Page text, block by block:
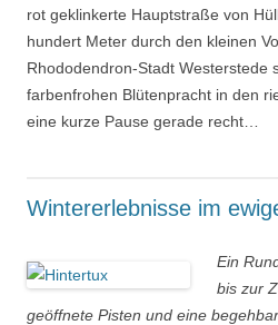
rot geklinkerte Hauptstraße von
hundert Meter durch den kleinen
Rhododendron-Stadt Westerstede
farbenfrohen Blütenpracht in den
eine kurze Pause gerade recht…
Wintererlebnisse im
Ein
bis zur
geöffnete Pisten und eine